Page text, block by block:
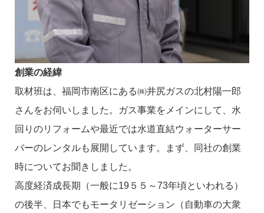
創業の経緯
取材班は、福岡市南区にある㈱井尻ガスの北村陽一郎
さんをお伺いしました。ガス事業をメインにして、水
回りのリフォームや最近では水道直結ウォーターサー
バーのレンタルも展開しています。まず、同社の創業
時についてお聞きしました。
高度経済成長期（一般に19５５～73年頃といわれる）
の後半、日本でもモータリゼーション（自動車の大衆